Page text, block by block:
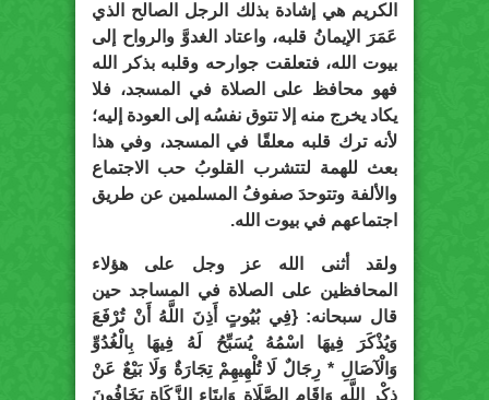
الكريم هي إشادة بذلك الرجل الصالح الذي
عَمَرَ الإيمانُ قلبه، واعتاد الغدوَّ والرواح إلى
بيوت الله، فتعلقت جوارحه وقلبه بذكر الله
فهو محافظ على الصلاة في المسجد، فلا
يكاد يخرج منه إلا تتوق نفسُه إلى العودة إليه؛
لأنه ترك قلبه معلقًا في المسجد، وفي هذا
بعث للهمة لتتشرب القلوبُ حب الاجتماع
والألفة وتتوحدَ صفوفُ المسلمين عن طريق
اجتماعهم في بيوت الله.
ولقد أثنى الله عز وجل على هؤلاء
المحافظين على الصلاة في المساجد حين
قال سبحانه: {فِي بُيُوتٍ أَذِنَ اللَّهُ أَنْ تُرْفَعَ
وَيُذْكَرَ فِيهَا اسْمُهُ يُسَبِّحُ لَهُ فِيهَا بِالْغُدُوِّ
وَالْآصَالِ * رِجَالٌ لَا تُلْهِيهِمْ تِجَارَةٌ وَلَا بَيْعٌ عَنْ
ذِكْرِ اللَّهِ وَإِقَامِ الصَّلَاةِ وَإِيتَاءِ الزَّكَاةِ يَخَافُونَ